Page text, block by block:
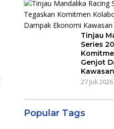
Tinjau
Series
Genjot
Kawasan
27 Juli 2026
Popular Tags